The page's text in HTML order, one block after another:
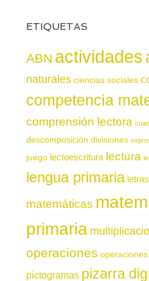
ETIQUETAS
ABN actividades
naturales ciencias sociales
competencia
comprensión lectora
descomposición divisiones
juego lectoescritura lectura
lengua primaria letras
matemáticas
primaria
operaciones
pictogramas pizarra